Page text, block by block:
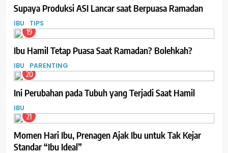
Supaya Produksi ASI Lancar saat Berpuasa Ramadan
IBU TIPS
19
Ibu Hamil Tetap Puasa Saat Ramadan? Bolehkah?
IBU PARENTING
20
Ini Perubahan pada Tubuh yang Terjadi Saat Hamil
IBU
21
Momen Hari Ibu, Prenagen Ajak Ibu untuk Tak Kejar
Standar “Ibu Ideal”